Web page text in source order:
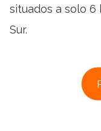
situados a solo
Sur.